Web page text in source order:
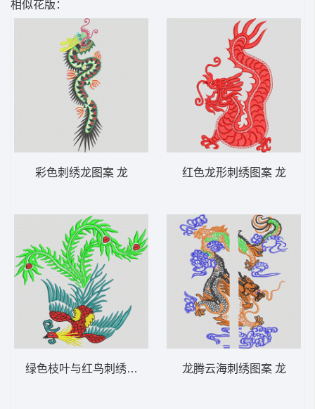
相似花版：
彩色刺绣龙图案 龙
绿色枝叶与红鸟刺绣图案 凤凰
红色龙形刺绣图案 龙
龙腾云海刺绣图案 龙